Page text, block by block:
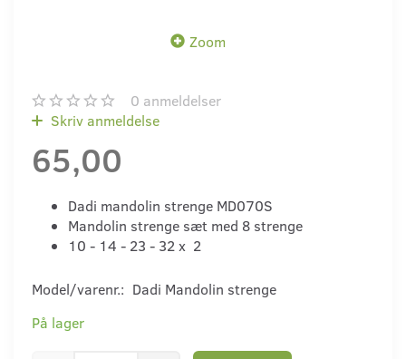
Zoom
0 anmeldelser
Skriv anmeldelse
65,00
Dadi mandolin strenge MD070S
Mandolin strenge sæt med 8 strenge
10 - 14 - 23 - 32 x 2
Model/varenr.: Dadi Mandolin strenge
På lager